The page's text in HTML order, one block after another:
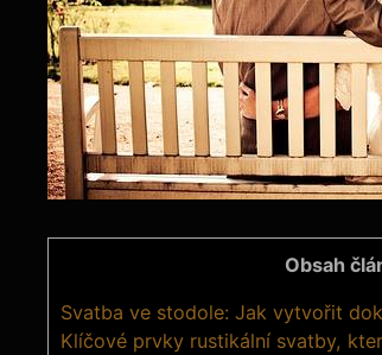
Obsah
Svatba ve stodole: Jak vytvořit
Klíčové prvky rustikální svatby,